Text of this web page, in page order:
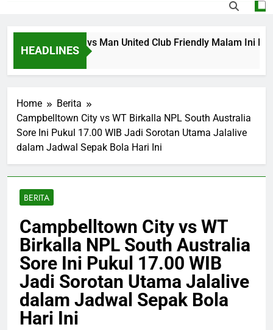
HEADLINES
PSG vs Man United Club Friendly Malam Ini
Home
Berita
Campbelltown City vs WT Birkalla NPL South Australia
Sore Ini Pukul 17.00 WIB Jadi Sorotan Utama Jalalive
dalam Jadwal Sepak Bola Hari Ini
BERITA
Campbelltown City vs WT
Birkalla NPL South Australia
Sore Ini Pukul 17.00 WIB
Jadi Sorotan Utama Jalalive
dalam Jadwal Sepak Bola
Hari Ini